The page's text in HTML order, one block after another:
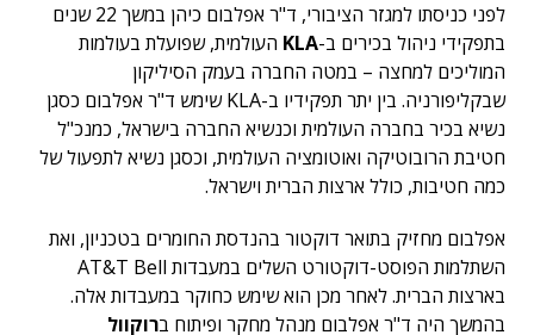
לפני כניסתו למגזר הציבורי, ד"ר אפלבום כיהן במשך 22 שנים
בתפקידי ניהול בכירים ב-KLA העולמית, שפועלת בעולמות
המוליכים למחצה – במטה החברה בעמק הסיליקון
שבקליפורניה. בין יתר תפקידיו ב-KLA שימש ד"ר אפלבום כסגן
נשיא בכיר בחברה העולמית וכנשיא החברה בישראל, כמנכ"ל
חטיבת הרובוטיקה ואוטומציה העולמית, וכסגן נשיא לתפעול של
כמה חטיבות, כולל ארצות הברית וישראל.
אפלבום מחזיק בתואר דוקטור בהנדסת החומרים בטכניון, ואת
השתלמות הפוסט-דוקטורט השלים במעבדות AT&T Bell
בארצות הברית. לאחר מכן הוא שימש כחוקר במעבדות אלה.
בהמשך היה ד"ר אפלבום מנהל מחקר ופיתוח ברוקוול